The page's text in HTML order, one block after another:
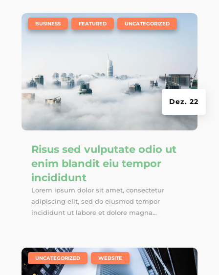
Risus sed vulputate odio ut
enim blandit eiu tempor
incididunt
Dez. 22
BUSINESS FEATURED UNCATEGORIZED
Lorem ipsum dolor sit amet, consectetur
adipiscing elit, sed do eiusmod tempor
incididunt ut labore et dolore magna...
UNCATEGORIZED WEBSITE